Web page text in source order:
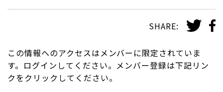
SHARE:
この情報へのアクセスはメンバーに限定されていま
す。ログインしてください。メンバー登録は下記リン
クをクリックしてください。